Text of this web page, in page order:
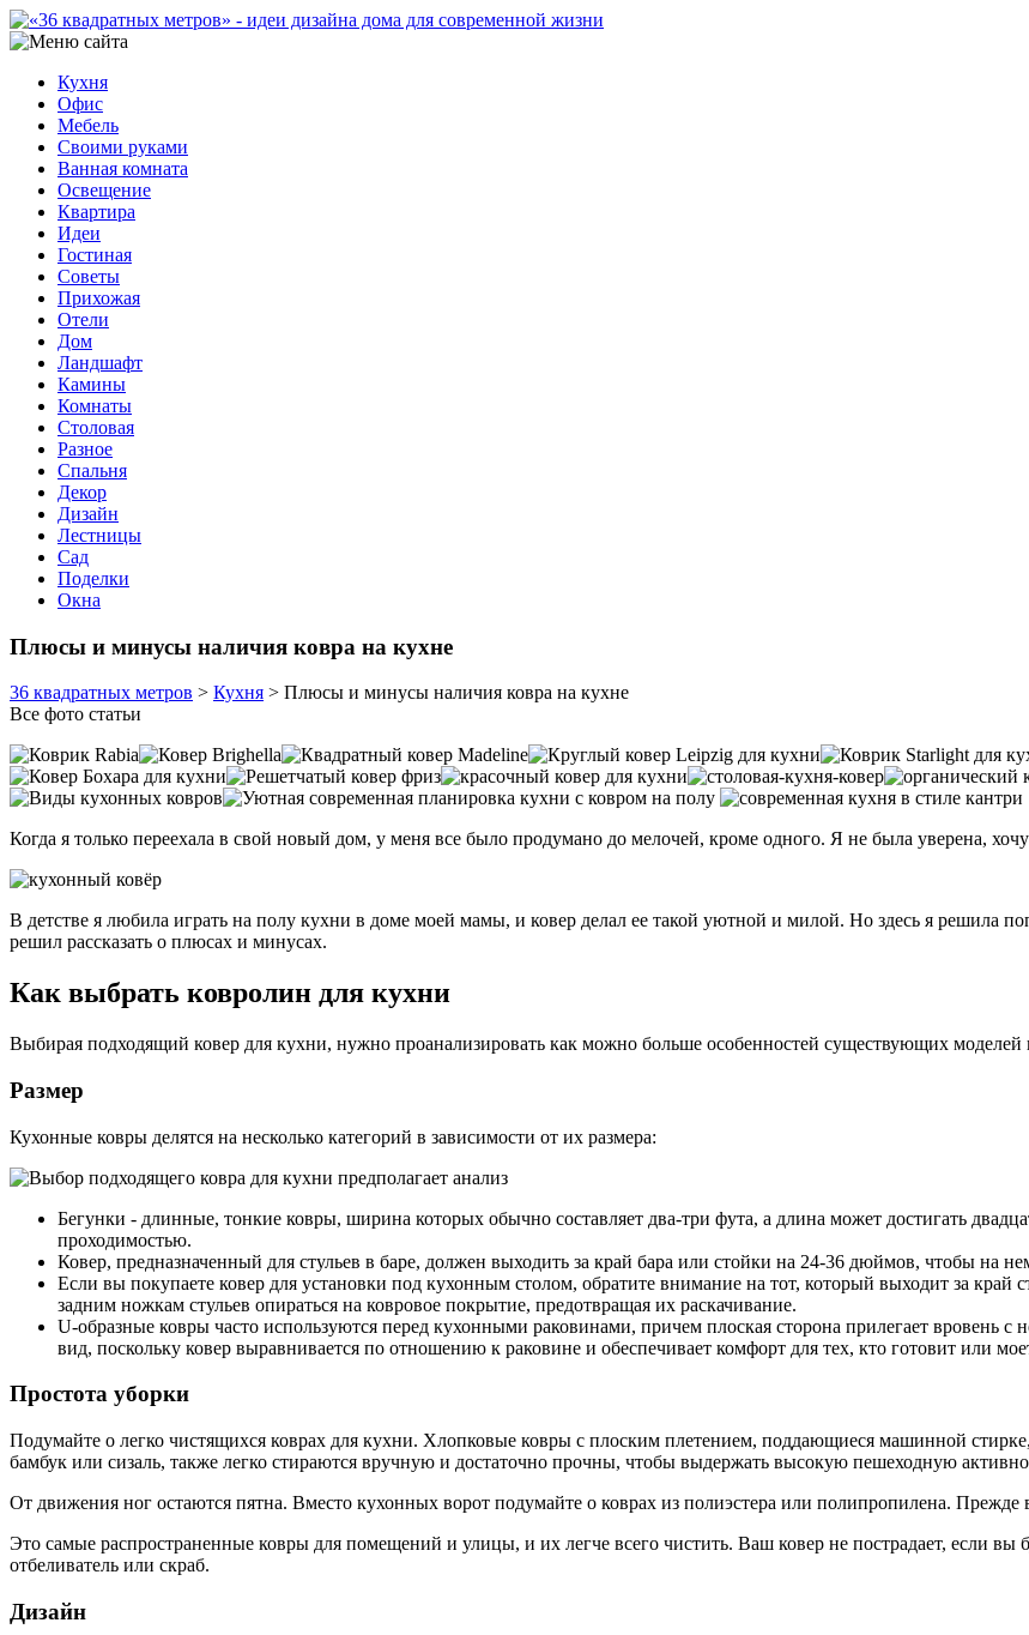
Кухня
Офис
Мебель
Своими руками
Ванная комната
Освещение
Квартира
Идеи
Гостиная
Советы
Прихожая
Отели
Дом
Ландшафт
Камины
Комнаты
Столовая
Разное
Спальня
Декор
Дизайн
Лестницы
Сад
Поделки
Окна
Плюсы и минусы наличия ковра на кухне
36 квадратных метров > Кухня > Плюсы и минусы наличия ковра на кухне
Все фото статьи
Когда я только переехала в свой новый дом, у меня все было продумано до мелочей, кроме одного. Я не была уверена,
В детстве я любила играть на полу кухни в доме моей мамы, и ковер делал ее такой уютной и милой. Но здесь я решила
решил рассказать о плюсах и минусах.
Как выбрать ковролин для кухни
Выбирая подходящий ковер для кухни, нужно проанализировать как можно больше особенностей существующих моделей
Размер
Кухонные ковры делятся на несколько категорий в зависимости от их размера:
Бегунки - длинные, тонкие ковры, ширина которых обычно составляет два-три фута, а длина может достигать
проходимостью.
Ковер, предназначенный для стульев в баре, должен выходить за край бара или стойки на 24-36 дюймов, чтобы на
Если вы покупаете ковер для установки под кухонным столом, обратите внимание на тот, который выходит за
задним ножкам стульев опираться на ковровое покрытие, предотвращая их раскачивание.
U-образные ковры часто используются перед кухонными раковинами, причем плоская сторона прилегает вровень с
вид, поскольку ковер выравнивается по отношению к раковине и обеспечивает комфорт для тех, кто готовит или
Простота уборки
Подумайте о легко чистящихся коврах для кухни. Хлопковые ковры с плоским плетением, поддающиеся машинной
бамбук или сизаль, также легко стираются вручную и достаточно прочны, чтобы выдержать высокую пешеходную
От движения ног остаются пятна. Вместо кухонных ворот подумайте о коврах из полиэстера или полипропилена. Прежде
Это самые распространенные ковры для помещений и улицы, и их легче всего чистить. Ваш ковер не пострадает, если вы
отбеливатель или скраб.
Дизайн